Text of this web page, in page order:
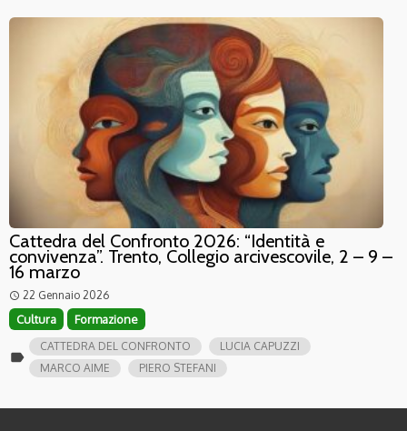
Cattedra del Confronto 2026: “Identità e
convivenza”. Trento, Collegio arcivescovile, 2 – 9 –
16 marzo
access_time 22 Gennaio 2026
Cultura Formazione
label
CATTEDRA DEL CONFRONTO
LUCIA CAPUZZI
MARCO AIME
PIERO STEFANI